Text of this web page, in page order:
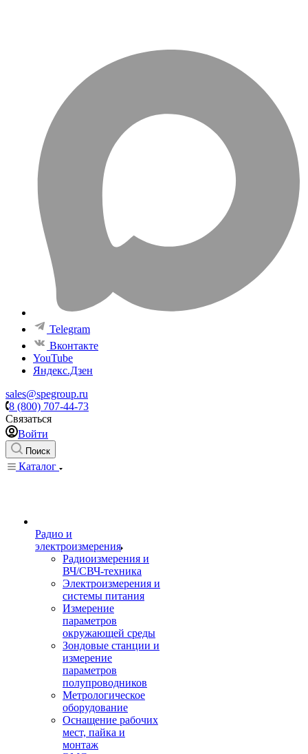
Telegram
Вконтакте
YouTube
Яндекс.Дзен
sales@spegroup.ru
8 (800) 707-44-73
Связаться
Войти
Поиск
Каталог
Радио и
электроизмерения
Радиоизмерения и
ВЧ/СВЧ-техника
Электроизмерения и
системы питания
Измерение
параметров
окружающей среды
Зондовые станции и
измерение
параметров
полупроводников
Метрологическое
оборудование
Оснащение рабочих
мест, пайка и
монтаж